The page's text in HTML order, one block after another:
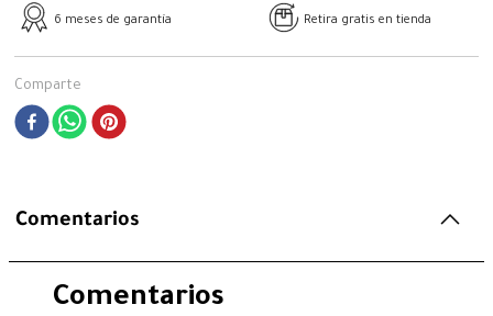
6 meses de garantía Retira gratis en tienda
Comparte
Comentarios
Comentarios